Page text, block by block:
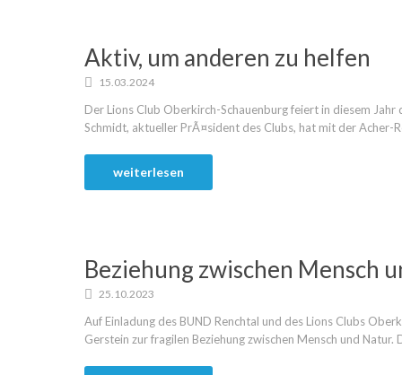
Aktiv, um anderen zu helfen
15.03.2024
Der Lions Club Oberkirch-Schauenburg feiert in diesem
Schmidt, aktueller PrÃ¤sident des Clubs, hat mit der Acher-
weiterlesen
Beziehung zwischen Mensch
25.10.2023
Auf Einladung des BUND Renchtal und des Lions Clubs
Gerstein zur fragilen Beziehung zwischen Mensch und